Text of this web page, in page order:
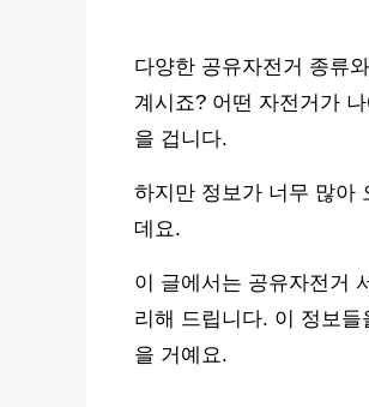
다양한 공유자전거 종류
계시죠? 어떤 자전거가
을 겁니다.
하지만 정보가 너무 많아
데요.
이 글에서는 공유자전거
리해 드립니다. 이 정보
을 거예요.